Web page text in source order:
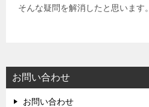
そんな疑問を解消したと思います。
お問い合わせ
お問い合わせ